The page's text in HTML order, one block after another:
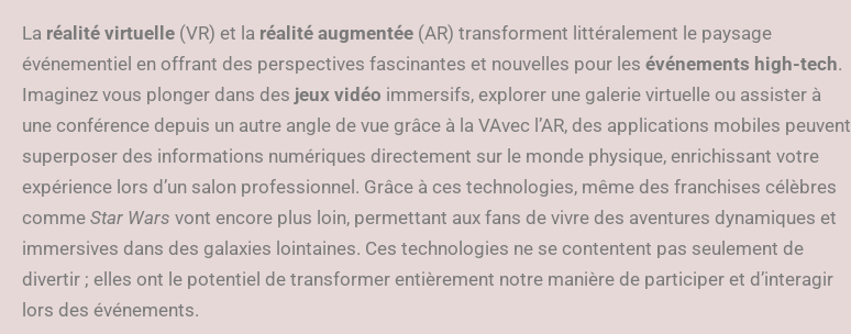
La réalité virtuelle (VR) et la réalité augmentée (AR) transforment littéralement le paysage
événementiel en offrant des perspectives fascinantes et nouvelles pour les événements high-tech.
Imaginez vous plonger dans des jeux vidéo immersifs, explorer une galerie virtuelle ou assister à
une conférence depuis un autre angle de vue grâce à la VAvec l’AR, des applications mobiles peuvent
superposer des informations numériques directement sur le monde physique, enrichissant votre
expérience lors d’un salon professionnel. Grâce à ces technologies, même des franchises célèbres
comme Star Wars vont encore plus loin, permettant aux fans de vivre des aventures dynamiques et
immersives dans des galaxies lointaines. Ces technologies ne se contentent pas seulement de
divertir ; elles ont le potentiel de transformer entièrement notre manière de participer et d’interagir
lors des événements.